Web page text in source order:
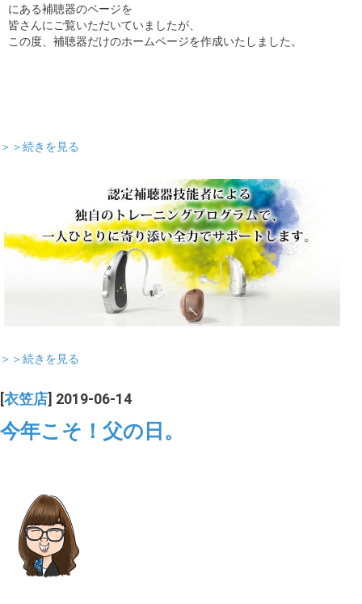
にある補聴器のページを
皆さんにご覧いただいていましたが、
この度、補聴器だけのホームページを作成いたしました。
＞＞続きを見る
＞＞続きを見る
[衣笠店] 2019-06-14
今年こそ！父の日。